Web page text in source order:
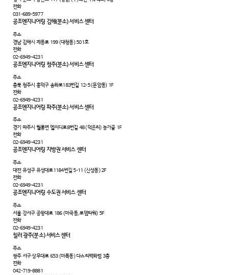
전화
031-689-5977
공조엔지니어링 김해(분소) 서비스 센터
주소
경남 김해시 계동로 199 (대청동) 501호
전화
02-6949-4231
공조엔지니어링 청주(분소) 서비스 센터
주소
충북 청주시 흥덕구 송화로183번길 12-5 (문암동) 1F
전화
02-6949-4231
공조엔지니어링 파주(분소) 서비스 센터
주소
경기 파주시 월롱면 엘씨디로8번길 48 (덕은리) 농가골 1F
전화
02-6949-4231
공조엔지니어링 지방권 서비스 센터
주소
대전 유성구 유성대로1184번길 5-11 (신성동) 2F
전화
02-6949-4231
공조엔지니어링 수도권 서비스 센터
주소
서울 강서구 공항대로 186 (마곡동, 로뎀타워) 5F
전화
02-6949-4231
칠러 광주(분소) 서비스 센터
주소
광주 서구 상무대로 653 (마륵동) 다스리백화점 3층
전화
042-719-8881